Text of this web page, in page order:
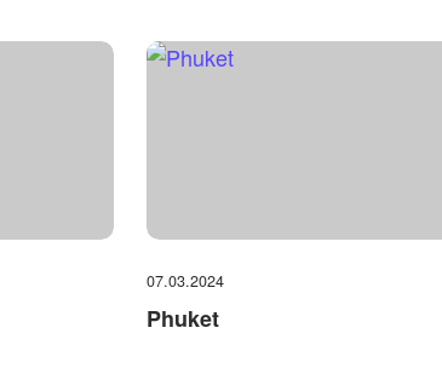
07.03.2024
Phuket